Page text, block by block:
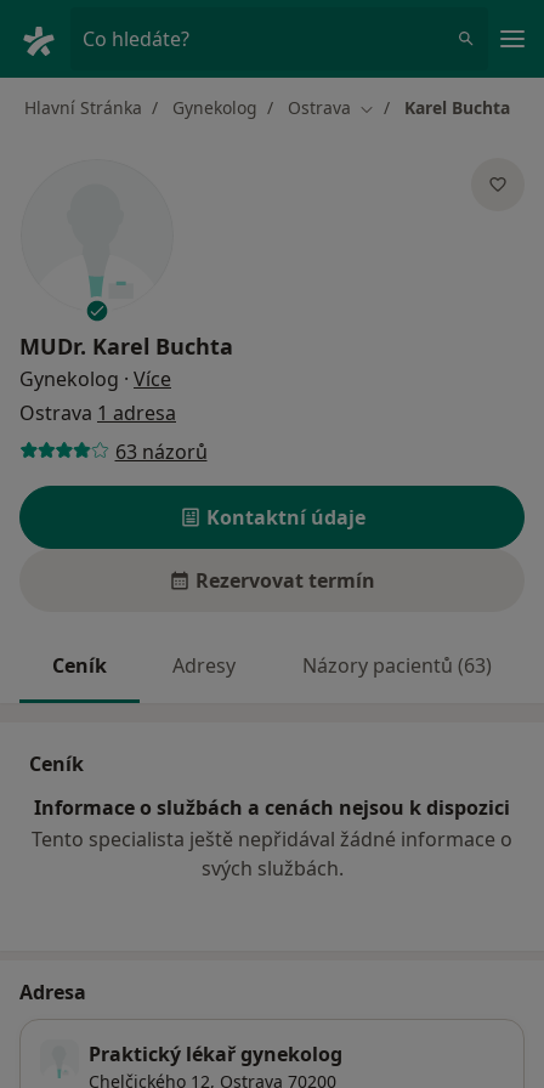
Co hledáte?
Hlavní Stránka Gynekolog Ostrava Změna města
Karel Buchta
MUDr. Karel Buchta
Gynekolog · Více
Ostrava 1 adresa
63 názorů
Kontaktní údaje
Rezervovat termín
Ceník Adresy Názory pacientů (63)
Ceník
Informace o službách a cenách nejsou k dispozici
Tento specialista ještě nepřidával žádné informace o
svých službách.
Adresa
Praktický lékař gynekolog
Chelčického 12, Ostrava 70200